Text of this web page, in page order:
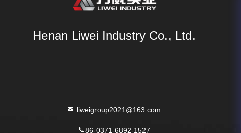
Henan Liwei Industry Co., Ltd.
liweigroup2021@163.com
86-0371-6892-1527